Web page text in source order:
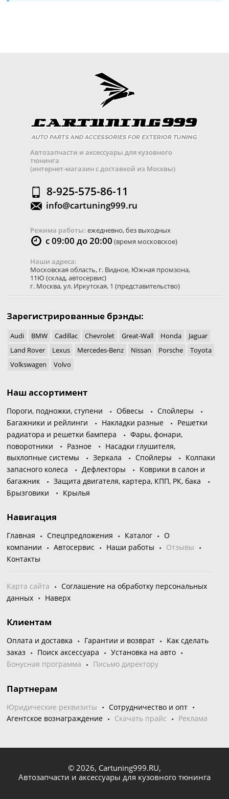
Автозапчасти и аксессуары для кузовного
тюнинга
(интернет-магазин с доставкой из Москвы)
8-925-575-86-11
info@cartuning999.ru
Режима работы: ежедневно, без выходных
с 09:00 до 20:00 (время московское)
Наши адреса:
Московская область, г. Видное, Южная промзона,
11Ю (склад, автосервис)
г. Москва,ул. Иркутская, 1 (представительство)
Зарегистрированные брэнды:
Audi BMW Cadillac Chevrolet Great-Wall Honda
Jaguar
Land Rover
Lexus Mercedes-Benz Nissan Porsche
Toyota
Volkswagen
Volvo
Наш ассортимент
Пороги, подножки, ступени Обвесы
Спойлеры
Багажники и рейлинги
Накладки разные
Решетки
радиатора и решетки бампера
Фары, фонари,
поворотники
Разное
Насадки глушителя,
выхлопные системы
Зеркала Спойлеры
Колпаки
запасного колеса
Дефлекторы
Коврики в салон и
багажник
Защита двигателя, картера, КПП, РК, бака
Брызговики
Крылья
Навигация
Главная Спецпредложения Каталог
О
компании
Автосервис Наши работы
Отзывы
Контакты
Карта сайта
Соглашение на обработку персональных
данных
Наверх
Клиентам
Оплата и доставка Гарантии и возврат
Как сделать
заказ
Поиск аксессуара
Установка на авто
Бонусная программа
Письмо директору
Партнерам
Юридические реквизиты
Сотрудничество и опт
Агентское вознаграждение
Скачать прайс Реклама
© 2026, Cartuning999.RU,
Автозапчасти и аксессуары для кузовного тюнинга